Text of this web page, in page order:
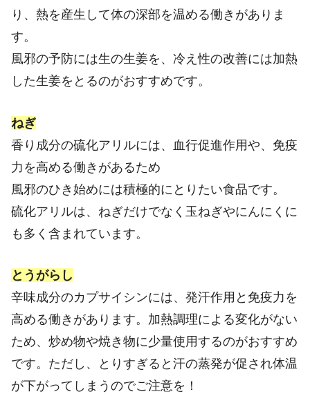
り、熱を産生して体の深部を温める働きがありま
す。
風邪の予防には生の生姜を、冷え性の改善には加熱
した生姜をとるのがおすすめです。
ねぎ
香り成分の硫化アリルには、血行促進作用や、免疫
力を高める働きがあるため
風邪のひき始めには積極的にとりたい食品です。
硫化アリルは、ねぎだけでなく玉ねぎやにんにくに
も多く含まれています。
とうがらし
辛味成分のカプサイシンには、発汗作用と免疫力を
高める働きがあります。加熱調理による変化がない
ため、炒め物や焼き物に少量使用するのがおすすめ
です。ただし、とりすぎると汗の蒸発が促され体温
が下がってしまうのでご注意を！